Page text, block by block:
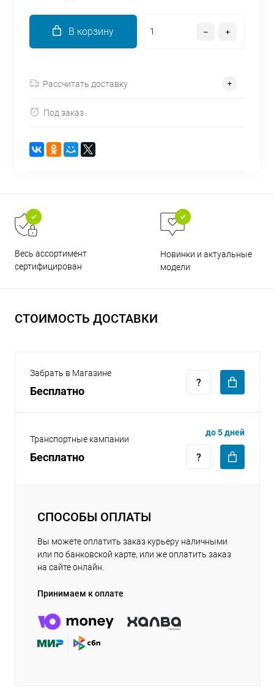
В корзину
Рассчитать доставку
Под заказ
Весь ассортимент
сертифицирован
Новинки и актуальные
модели
СТОИМОСТЬ ДОСТАВКИ
Забрать в Магазине
Бесплатно
Транспортные кампании
Бесплатно
до 5 дней
СПОСОБЫ ОПЛАТЫ
Вы можете оплатить заказ курьеру наличными
или по банковской карте, или же оплатить заказ
на сайте онлайн.
Принимаем к оплате
об оплате Плайтом
25
недели
раз в 2 недели
Остались вопросы?
8 800 302-02-51